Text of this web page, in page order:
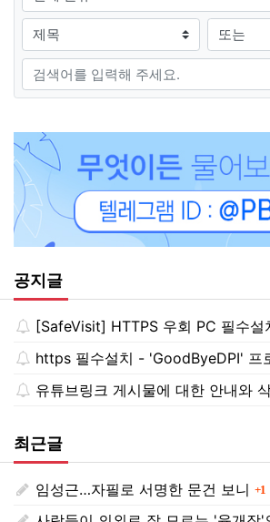
검색조건 검색방법
검색어
공지글
[SafeVisit] HTTPS 우회 PC 필수설치!, 모바
https 필수설치 - 'GoodByeDPI' 프로그램
유튜브링크 게시물에 대한 안내와 삭제
최근글
임성근…자필로 서명한 문건 보니 1